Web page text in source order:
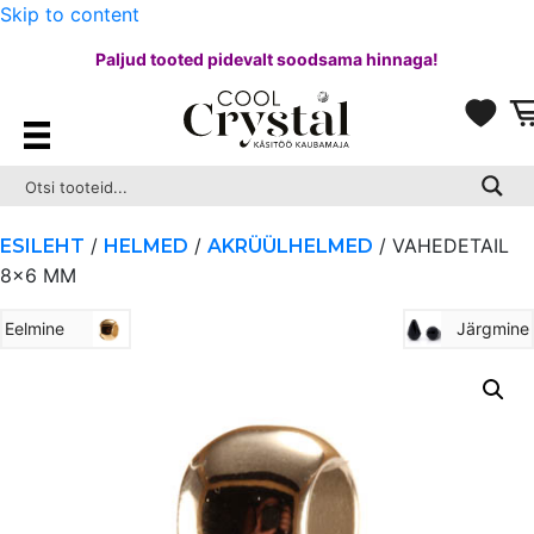
Skip to content
Paljud tooted pidevalt soodsama hinnaga!
ESILEHT / HELMED / AKRÜÜLHELMED / VAHEDETAIL
8×6 MM
Eelmine Järgmine